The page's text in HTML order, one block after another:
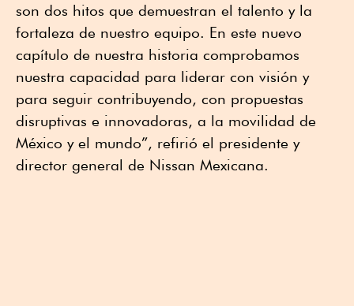
son dos hitos que demuestran el talento y la
fortaleza de nuestro equipo. En este nuevo
capítulo de nuestra historia comprobamos
nuestra capacidad para liderar con visión y
para seguir contribuyendo, con propuestas
disruptivas e innovadoras, a la movilidad de
México y el mundo”, refirió el presidente y
director general de Nissan Mexicana.